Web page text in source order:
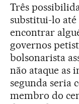
Três
substitui-lo
encontrar
governos
bolsonarista
não ataque as
segunda seria
membro do